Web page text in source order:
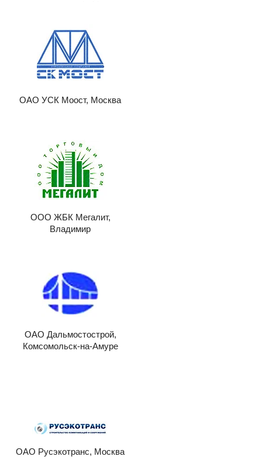
ОАО УСК Моост, Москва
ООО ЖБК Мегалит,
Владимир
ОАО Дальмостострой,
Комсомольск-на-Амуре
ОАО Русэкотранс, Москва